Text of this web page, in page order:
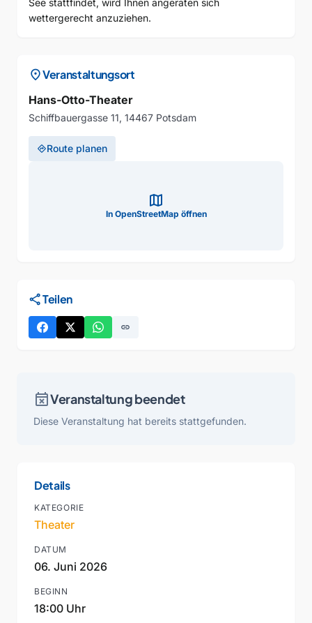
See stattfindet, wird Ihnen angeraten sich
wettergerecht anzuziehen.
location_onVeranstaltungsort
Hans-Otto-Theater
Schiffbauergasse 11, 14467 Potsdam
directionsRoute planen
map
In OpenStreetMap öffnen
shareTeilen
link
event_busyVeranstaltung beendet
Diese Veranstaltung hat bereits stattgefunden.
Details
KATEGORIE
Theater
DATUM
06. Juni 2026
BEGINN
18:00 Uhr